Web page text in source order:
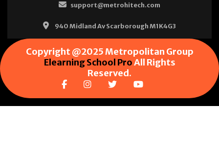
support@metrohitech.com
940 Midland Av Scarborough M1K4G3
Copyright @2025 Metropolitan Group
Elearning School ProAll Rights
Reserved.